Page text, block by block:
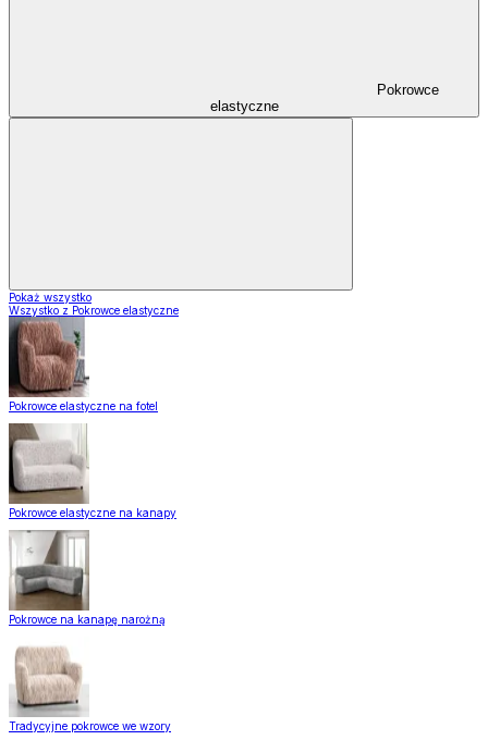
Pokrowce
elastyczne
Pokaż wszystko
Wszystko z Pokrowce elastyczne
Pokrowce elastyczne na fotel
Pokrowce elastyczne na kanapy
Pokrowce na kanapę narożną
Tradycyjne pokrowce we wzory